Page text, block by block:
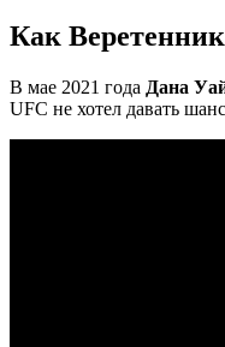
Как
В мае 2021 года Дана
UFC не хотел давать